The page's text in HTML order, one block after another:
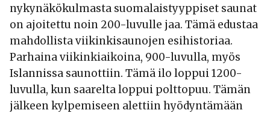
nykynäkökulmasta suomalaistyyppiset saunat
on ajoitettu noin 200-luvulle jaa. Tämä edustaa
mahdollista viikinkisaunojen esihistoriaa.
Parhaina viikinkiaikoina, 900-luvulla, myös
Islannissa saunottiin. Tämä ilo loppui 1200-
luvulla, kun saarelta loppui polttopuu. Tämän
jälkeen kylpemiseen alettiin hyödyntämään